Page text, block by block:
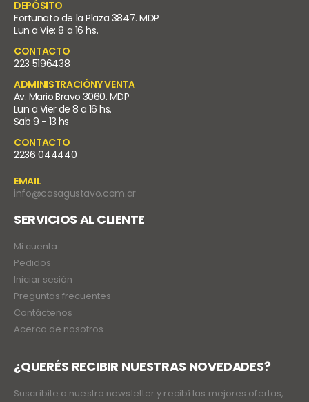
DEPÓSITO
Fortunato de la Plaza 3847. MDP
Lun a Vie: 8 a 16 hs.
CONTACTO
223 5196438
ADMINISTRACIÓNY VENTA
Av. Mario Bravo 3060. MDP
Lun a Vier de 8 a 16 hs.
Sab 9 - 13 hs
CONTACTO
2236 044440
EMAIL
info@casagustavo.com.ar
SERVICIOS AL CLIENTE
Mi cuenta
Pedidos
Iniciar sesión
Preguntas frecuentes
Contáctenos
Acerca de nosotros
¿QUERÉS RECIBIR NUESTRAS NOVEDADES?
Suscribite a nuestro newsletter y recibí las mejores ofertas,